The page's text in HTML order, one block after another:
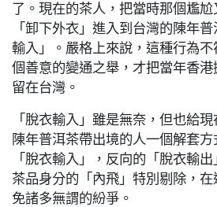
了。現在的茶人，把當時那個尷
「卸下外衣」進入到台灣的陳年
輸入」。嚴格上來說，這種行為
個善意的變通之舉，才把當年香
留在台灣。
「脫衣輸入」雖是無奈，但也給
陳年普洱茶帶出境的人一個解套
「脫衣輸入」，反向的「脫衣輸
茶品身分的「內飛」特別剔除，
免諸多無謂的紛爭。